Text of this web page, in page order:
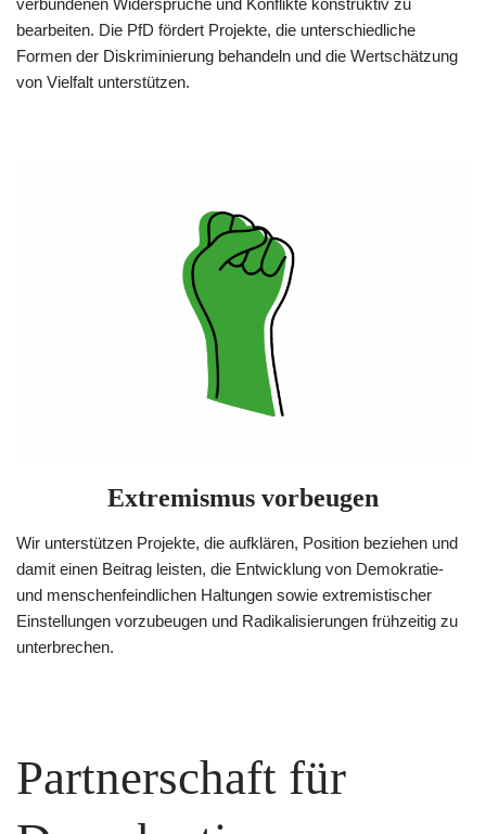
verbundenen Widersprüche und Konflikte konstruktiv zu
bearbeiten. Die PfD fördert Projekte, die unterschiedliche
Formen der Diskriminierung behandeln und die Wertschätzung
von Vielfalt unterstützen.
Extremismus vorbeugen
Wir unterstützen Projekte, die aufklären, Position beziehen und
damit einen Beitrag leisten, die Entwicklung von Demokratie-
und menschenfeindlichen Haltungen sowie extremistischer
Einstellungen vorzubeugen und Radikalisierungen frühzeitig zu
unterbrechen.
Partnerschaft für